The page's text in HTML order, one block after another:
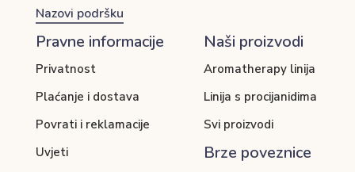
Nazovi podršku
Pravne informacije
Privatnost
Plaćanje i dostava
Povrati i reklamacije
Uvjeti
Naši proizvodi
Aromatherapy linija
Linija s procijanidima
Svi proizvodi
Brze poveznice